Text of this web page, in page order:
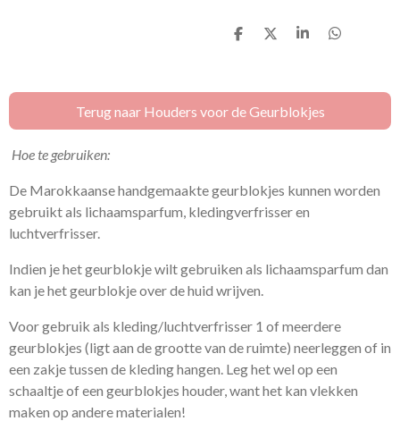
D
n
D
S
e
D
n
Terug naar Houders voor de Geurblokjes
Hoe te gebruiken:
De Marokkaanse handgemaakte geurblokjes kunnen worden
gebruikt als lichaamsparfum, kledingverfrisser en
luchtverfrisser.
Indien je het geurblokje wilt gebruiken als lichaamsparfum dan
kan je het geurblokje over de huid wrijven.
Voor gebruik als kleding/luchtverfrisser 1 of meerdere
geurblokjes (ligt aan de grootte van de ruimte) neerleggen of in
een zakje tussen de kleding hangen. Leg het wel op een
schaaltje of een geurblokjes houder, want het kan vlekken
maken op andere materialen!